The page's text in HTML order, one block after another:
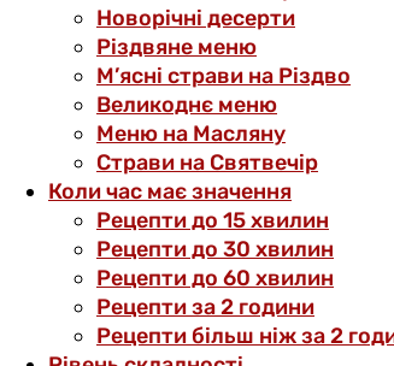
Новорічні десерти
Різдвяне меню
М’ясні страви на Різдво
Великоднє меню
Меню на Масляну
Страви на Святвечір
Коли час має значення
Рецепти до 15 хвилин
Рецепти до 30 хвилин
Рецепти до 60 хвилин
Рецепти за 2 години
Рецепти більш ніж за 2